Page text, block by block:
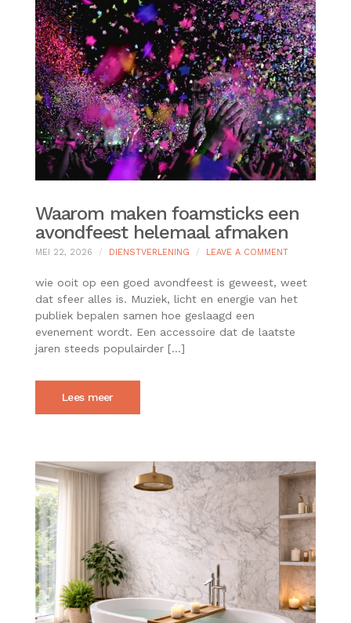
Waarom maken foamsticks een
avondfeest helemaal afmaken
MEI 22, 2026 DIENSTVERLENING LEAVE A COMMENTON
MAKEN
EEN
HELEMAAL
wie ooit op een goed avondfeest is geweest, weet
dat sfeer alles is. Muziek, licht en energie van het
publiek bepalen samen hoe geslaagd een
evenement wordt. Een accessoire dat de laatste
jaren steeds populairder […]
Lees meer